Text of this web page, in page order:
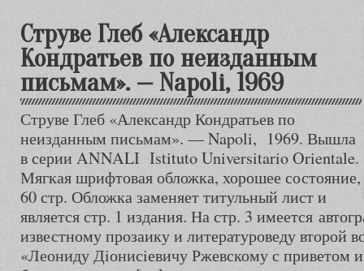
Струве Глеб «Александр
Кондратьев по неизданным
письмам». — Napoli, 1969
Струве Глеб «Александр Кондратьев по
неизданным письмам». — Napoli, 1969. Вышла
в серии ANNALI Istituto Universitario Orientale.
Мягкая шрифтовая обложка, хорошее состояние,
60 стр. Обложка заменяет титульный лист и
является стр. 1 издания. На стр. 3 имеется
известному прозаику и литературоведу второй
«Леониду Дiонисiевичу Ржевскому с приветом